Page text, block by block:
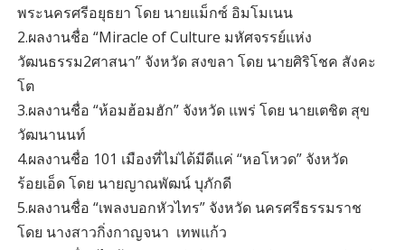
พระนครศรีอยุธยา โดย นายแม็กซ์ อิมโมเนน
2.ผลงานชื่อ “Miracle of Culture มหัศจรรย์แห่ง
วัฒนธรรม2ศาสนา” จังหวัด สงขลา โดย นายศิริโชค สังคะ
โต
3.ผลงานชื่อ “ห้อมฮ้อมฮัก” จังหวัด แพร่ โดย นายเตชิต สุข
วัฒนานนท์
4.ผลงานชื่อ 101 เมืองที่ไม่ได้มีดีแค่ “หอโหวด” จังหวัด
ร้อยเอ็ด โดย นายญาณพัฒน์ บุภักดี
5.ผลงานชื่อ “เพลงบอกหัวไทร” จังหวัด นครศรีธรรมราช
โดย นางสาวกิ่งกาญจนา เทพแก้ว